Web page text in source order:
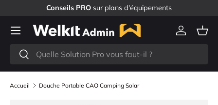
Conseils PRO sur plans d'équipements
Recherche
Rechercher
Se
Menu
Accueil Douche Portable CAO Camping Solar